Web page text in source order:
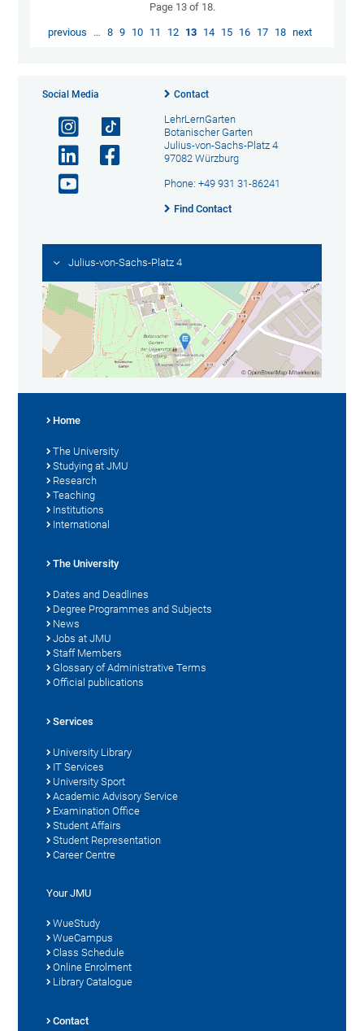
Page 13 of 18.
previous … 8 9 10 11 12 13 14 15 16 17 18 next
Social Media Contact
LehrLernGarten
Botanischer Garten
Julius-von-Sachs-Platz 4
97082 Würzburg
Phone: +49 931 31-86241
Find Contact
Julius-von-Sachs-Platz 4
Home
The University
Studying at JMU
Research
Teaching
Institutions
International
The University
Dates and Deadlines
Degree Programmes and Subjects
News
Jobs at JMU
Staff Members
Glossary of Administrative Terms
Official publications
Services
University Library
IT Services
University Sport
Academic Advisory Service
Examination Office
Student Affairs
Student Representation
Career Centre
Your JMU
WueStudy
WueCampus
Class Schedule
Online Enrolment
Library Catalogue
Contact